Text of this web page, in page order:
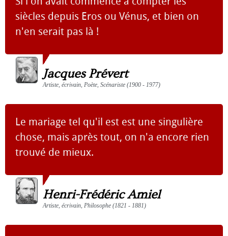
siècles depuis Eros ou Vénus, et bien on
n'en serait pas là !
Jacques Prévert
Artiste, écrivain, Poète, Scénariste (1900 - 1977)
Le mariage tel qu'il est est une singulière
chose, mais après tout, on n'a encore rien
trouvé de mieux.
Henri-Frédéric Amiel
Artiste, écrivain, Philosophe (1821 - 1881)